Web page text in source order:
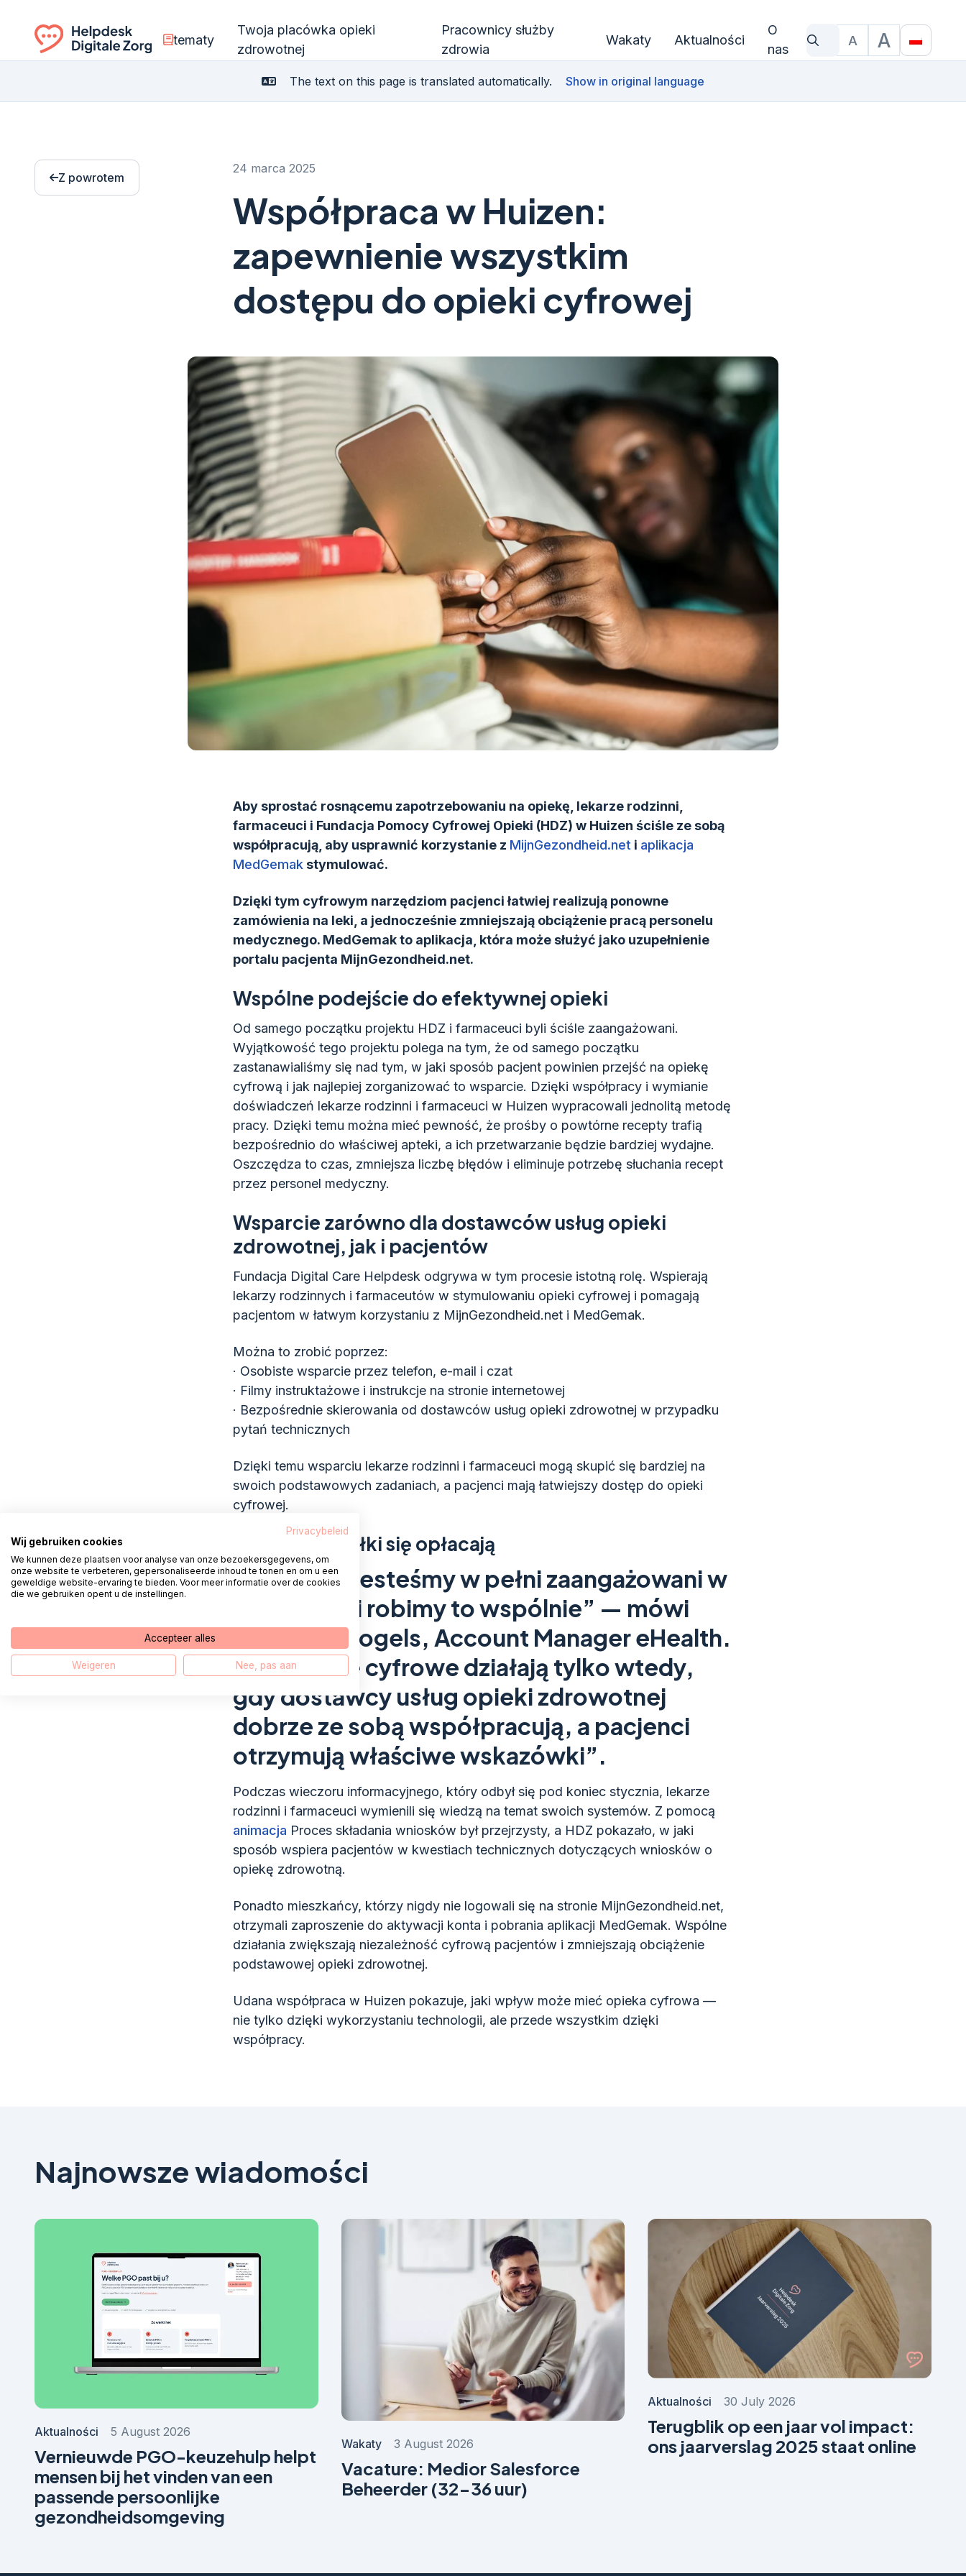
Ga naar de homepagina
tematy
Twoja placówka opieki
zdrowotnej
Pracownicy służby
zdrowia
Wakaty Aktualności
O
nas
Czego szukasz?
Rozmiar czcionki
A A
The text on this page is translated automatically. Show in original language
Z powrotem
24 marca 2025
Współpraca w Huizen:
zapewnienie wszystkim
dostępu do opieki cyfrowej
Aby sprostać rosnącemu zapotrzebowaniu na opiekę, lekarze rodzinni,
farmaceuci i Fundacja Pomocy Cyfrowej Opieki (HDZ) w Huizen ściśle ze sobą
współpracują, aby usprawnić korzystanie z MijnGezondheid.net i aplikacja
MedGemakstymulować.
Dzięki tym cyfrowym narzędziom pacjenci łatwiej realizują ponowne
zamówienia na leki, a jednocześnie zmniejszają obciążenie pracą personelu
medycznego. MedGemak to aplikacja, która może służyć jako uzupełnienie
portalu pacjenta MijnGezondheid.net.
Wspólne podejście do efektywnej opieki
Od samego początku projektu HDZ i farmaceuci byli ściśle zaangażowani.
Wyjątkowość tego projektu polega na tym, że od samego początku
zastanawialiśmy się nad tym, w jaki sposób pacjent powinien przejść na opiekę
cyfrową i jak najlepiej zorganizować to wsparcie. Dzięki współpracy i wymianie
doświadczeń lekarze rodzinni i farmaceuci w Huizen wypracowali jednolitą metodę
pracy. Dzięki temu można mieć pewność, że prośby o powtórne recepty trafią
bezpośrednio do właściwej apteki, a ich przetwarzanie będzie bardziej wydajne.
Oszczędza to czas, zmniejsza liczbę błędów i eliminuje potrzebę słuchania recept
przez personel medyczny.
Wsparcie zarówno dla dostawców usług opieki
zdrowotnej, jak i pacjentów
Fundacja Digital Care Helpdesk odgrywa w tym procesie istotną rolę. Wspierają
lekarzy rodzinnych i farmaceutów w stymulowaniu opieki cyfrowej i pomagają
pacjentom w łatwym korzystaniu z MijnGezondheid.net i MedGemak.
Można to zrobić poprzez:
· Osobiste wsparcie przez telefon, e-mail i czat
· Filmy instruktażowe i instrukcje na stronie internetowej
· Bezpośrednie skierowania od dostawców usług opieki zdrowotnej w przypadku
pytań technicznych
Dzięki temu wsparciu lekarze rodzinni i farmaceuci mogą skupić się bardziej na
swoich podstawowych zadaniach, a pacjenci mają łatwiejszy dostęp do opieki
cyfrowej.
Wspólne wysiłki się opłacają
„W Huizen jesteśmy w pełni zaangażowani w
e-zdrowie i robimy to wspólnie” — mówi
Joris Oostvogels, Account Manager eHealth.
„Innowacje cyfrowe działają tylko wtedy,
gdy dostawcy usług opieki zdrowotnej
dobrze ze sobą współpracują, a pacjenci
otrzymują właściwe wskazówki”.
Podczas wieczoru informacyjnego, który odbył się pod koniec stycznia, lekarze
rodzinni i farmaceuci wymienili się wiedzą na temat swoich systemów. Z pomocą
animacja Proces składania wniosków był przejrzysty, a HDZ pokazało, w jaki
sposób wspiera pacjentów w kwestiach technicznych dotyczących wniosków o
opiekę zdrowotną.
Ponadto mieszkańcy, którzy nigdy nie logowali się na stronie MijnGezondheid.net,
otrzymali zaproszenie do aktywacji konta i pobrania aplikacji MedGemak. Wspólne
działania zwiększają niezależność cyfrową pacjentów i zmniejszają obciążenie
podstawowej opieki zdrowotnej.
Udana współpraca w Huizen pokazuje, jaki wpływ może mieć opieka cyfrowa —
nie tylko dzięki wykorzystaniu technologii, ale przede wszystkim dzięki
współpracy.
Najnowsze wiadomości
Aktualności 5 August 2026
Vernieuwde PGO-keuzehulp helpt
mensen bij het vinden van een
passende persoonlijke
gezondheidsomgeving
Wakaty 3 August 2026
Vacature: Medior Salesforce
Beheerder (32-36 uur)
Aktualności 30 July 2026
Terugblik op een jaar vol impact:
ons jaarverslag 2025 staat online
Privacybeleid
Wij gebruiken cookies
We kunnen deze plaatsen voor analyse van onze bezoekersgegevens, om
onze website te verbeteren, gepersonaliseerde inhoud te tonen en om u een
geweldige website-ervaring te bieden. Voor meer informatie over de cookies
die we gebruiken opent u de instellingen.
Accepteer alles
Weigeren Nee, pas aan